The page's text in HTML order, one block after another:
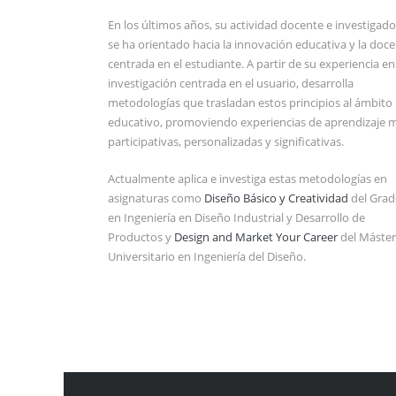
En los últimos años, su actividad docente e
se ha orientado hacia la innovación educativa y la
centrada en el estudiante. A partir de su experiencia en
investigación centrada en el usuario, desarrolla
metodologías que trasladan estos principios al ámbito
educativo, promoviendo experiencias de aprendizaje
participativas, personalizadas y significativas.
Actualmente aplica e investiga estas metodologías en
asignaturas como Diseño Básico y Creatividad del
en Ingeniería en Diseño Industrial y Desarrollo de
Productos y Design and Market Your Careerdel Máster
Universitario en Ingeniería del Diseño.